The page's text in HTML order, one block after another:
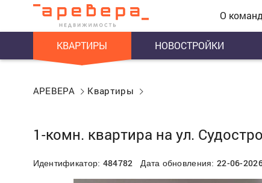
О
КВАРТИРЫ НОВОСТРОЙКИ
АРЕВЕРА Квартиры
1-комн. квартира на ул.
Идентификатор: 484782 Дата обновления: 22-06-